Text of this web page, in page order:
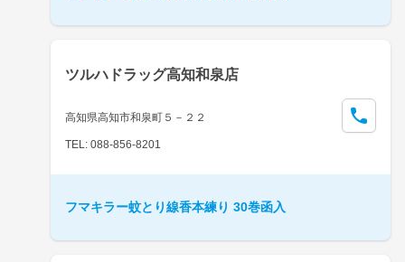
ツルハドラッグ高知和泉店
高知県高知市和泉町５－２２
TEL: 088-856-8201
フマキラー蚊とり線香本練り 30巻函入